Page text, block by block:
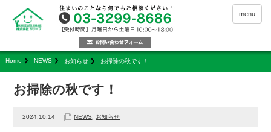
menu
Home NEWS お知らせ お掃除の秋です！
お掃除の秋です！
2024.10.14 NEWS お知らせ